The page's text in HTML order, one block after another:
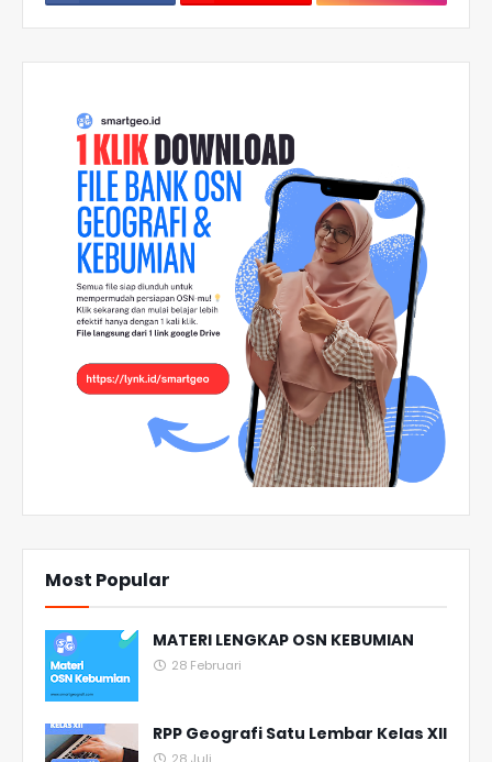
Most Popular
MATERI LENGKAP OSN KEBUMIAN
28 Februari
RPP Geografi Satu Lembar Kelas XII